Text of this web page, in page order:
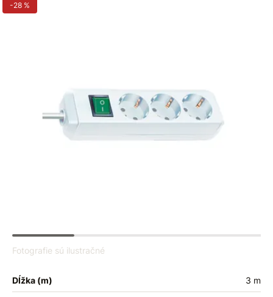
-28 %
Fotografie sú ilustračné
Dĺžka (m) 3 m